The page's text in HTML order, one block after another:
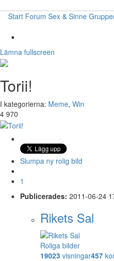
Start Forum Sex & Sinne
Lämna fullscreen
Torii!
I kategorierna: Meme, Win
4 970
Slumpa ny rolig bild
1
Publicerades: 2011-06-24
Rikets Sal
Roliga bilder
19023 visningar457